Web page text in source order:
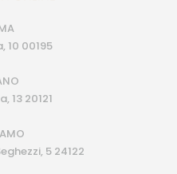
10 00195
13 20121
5 24122